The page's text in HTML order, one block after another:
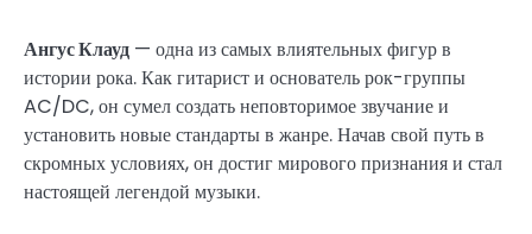
Ангус Клауд — одна из самых влиятельных фигур в
истории рока. Как гитарист и основатель рок-группы
AC/DC, он сумел создать неповторимое звучание и
установить новые стандарты в жанре. Начав свой путь в
скромных условиях, он достиг мирового признания и стал
настоящей легендой музыки.